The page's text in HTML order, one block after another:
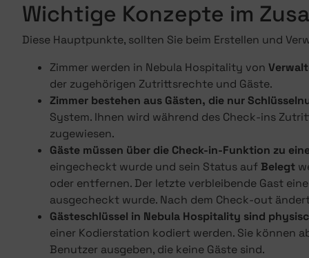
Wichtige Konzepte im
Diese Hauptpunkte, sollten Sie beim Erstellen und
Zimmer werden in Nebula Hospitality von
der zugehörigen Zutrittsrechte und Gäste.
Zimmer bestehen aus Gästen, die nur
System. Ihnen wird während des Check-ins
zugewiesen.
Gäste müssen über die Check-in-Funktion zu
eingecheckt wurde und sein Status auf Belegt
oder entfernen. Der letzte verbleibende Gast
ausgecheckt wurde. Nach dem Check-out
Gästeschlüssel in Nebula Hospitality sind
einer Kodierstation kodiert werden. Sie können
Benutzer ausgeben, die keine Gäste sind.